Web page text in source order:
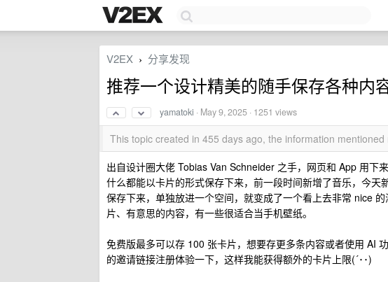
V2EX › 分享发现
推荐一个设计精美的随手保存各种内
yamatoki · May 9, 2025 · 1251 views
This topic created in 455 days ago, the information
出自设计圈大佬 Tobias Van Schneider 之手，网页和 App 用下
什么都能以卡片的形式保存下来，前一段时间新增了音乐，今
保存下来，单独放进一个空间，就变成了一个看上去非常 nice
片、有意思的内容，有一些很适合当手机壁纸。
免费版最多可以存 100 张卡片，想要存更多条内容或者使用 AI
的邀请链接注册体验一下，这样我能获得额外的卡片上限(´･･)